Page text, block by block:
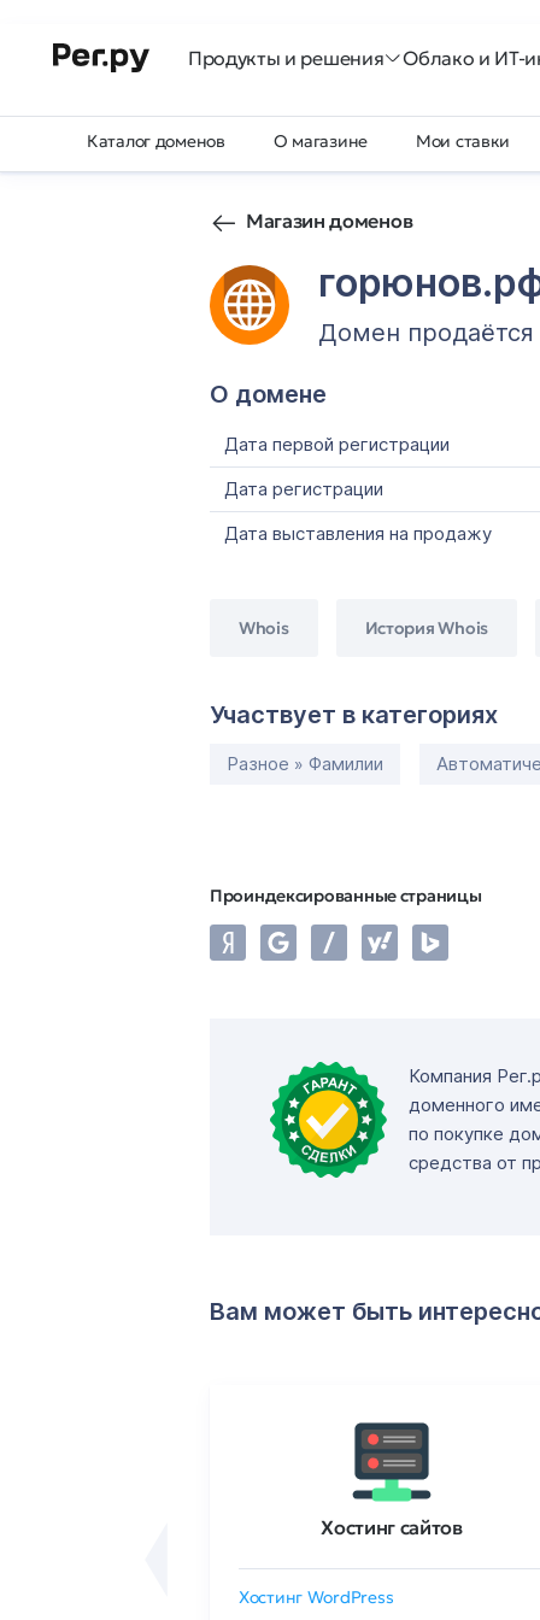
Продукты и решения Облако и ИТ-
Каталог доменов О магазине Мои ставки
Магазин доменов
Домен продаётся
О домене
Дата первой регистрации
Дата регистрации
Дата выставления на продажу
Whois История Whois
Участвует в категориях
Разное » Фамилии
Проиндексированные страницы
Компания
доменного
по покупке
средства от
Вам может быть
Хостинг сайтов
Хостинг WordPress